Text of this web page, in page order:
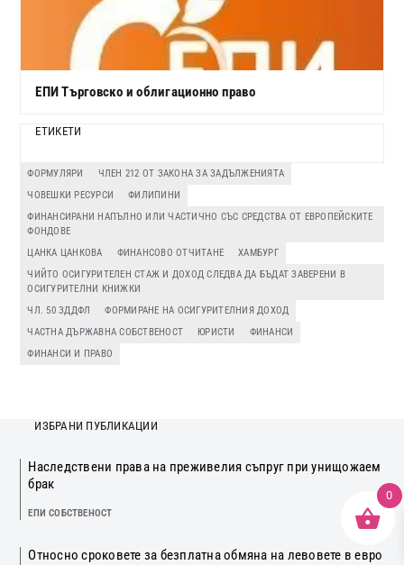
ЕПИ Търговско и облигационно право
ЕТИКЕТИ
ФОРМУЛЯРИ
ЧЛЕН 212 ОТ ЗАКОНА ЗА ЗАДЪЛЖЕНИЯТА
ЧОВЕШКИ РЕСУРСИ
ФИЛИПИНИ
ФИНАНСИРАНИ НАПЪЛНО ИЛИ ЧАСТИЧНО СЪС СРЕДСТВА ОТ ЕВРОПЕЙСКИТЕ
ФОНДОВЕ
ЦАНКА ЦАНКОВА
ФИНАНСОВО ОТЧИТАНЕ
ХАМБУРГ
ЧИЙТО ОСИГУРИТЕЛЕН СТАЖ И ДОХОД СЛЕДВА ДА БЪДАТ ЗАВЕРЕНИ В
ОСИГУРИТЕЛНИ КНИЖКИ
ЧЛ. 50 ЗДДФЛ
ФОРМИРАНЕ НА ОСИГУРИТЕЛНИЯ ДОХОД
ЧАСТНА ДЪРЖАВНА СОБСТВЕНОСТ
ЮРИСТИ
ФИНАНСИ
ФИНАНСИ И ПРАВО
ИЗБРАНИ ПУБЛИКАЦИИ
Наследствени права на преживелия съпруг при унищожаем
брак
ЕПИ СОБСТВЕНОСТ
Относно сроковете за безплатна обмяна на левовете в евро
0